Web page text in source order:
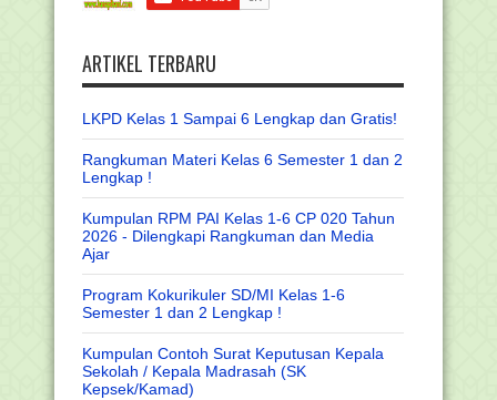
ARTIKEL TERBARU
LKPD Kelas 1 Sampai 6 Lengkap dan Gratis!
Rangkuman Materi Kelas 6 Semester 1 dan 2
Lengkap !
Kumpulan RPM PAI Kelas 1-6 CP 020 Tahun
2026 - Dilengkapi Rangkuman dan Media
Ajar
Program Kokurikuler SD/MI Kelas 1-6
Semester 1 dan 2 Lengkap !
Kumpulan Contoh Surat Keputusan Kepala
Sekolah / Kepala Madrasah (SK
Kepsek/Kamad)